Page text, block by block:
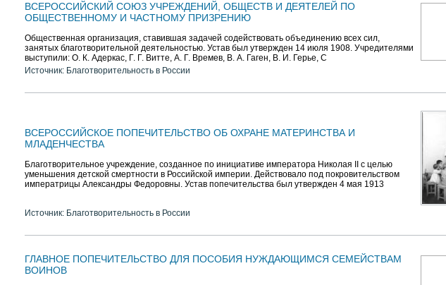
ВСЕРОССИЙСКИЙ СОЮЗ УЧРЕЖДЕНИЙ, ОБЩЕСТВ И ДЕЯТЕЛЕЙ ПО
ОБЩЕСТВЕННОМУ И ЧАСТНОМУ ПРИЗРЕНИЮ
Общественная организация, ставившая задачей содействовать объединению всех сил,
занятых благотворительной деятельностью. Устав был утвержден 14 июля 1908. Учредителями
выступили: О. К. Адеркас, Г. Г. Витте, А. Г. Времев, В. А. Гаген, В. И. Герье, С
Источник: Благотворительность в России
ВСЕРОССИЙСКОЕ ПОПЕЧИТЕЛЬСТВО ОБ ОХРАНЕ МАТЕРИНСТВА И
МЛАДЕНЧЕСТВА
Благотворительное учреждение, созданное по инициативе императора Николая II с целью
уменьшения детской смертности в Российской империи. Действовало под покровительством
императрицы Александры Федоровны. Устав попечительства был утвержден 4 мая 1913
Источник: Благотворительность в России
ГЛАВНОЕ ПОПЕЧИТЕЛЬСТВО ДЛЯ ПОСОБИЯ НУЖДАЮЩИМСЯ СЕМЕЙСТВАМ
ВОИНОВ